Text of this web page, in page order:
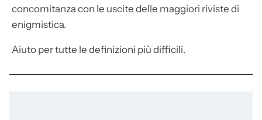
concomitanza con le uscite delle maggiori riviste di
enigmistica.
Aiuto per tutte le definizioni più difficili.